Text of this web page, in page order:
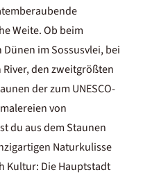
Weite. Ob beim
im Sossusvlei, bei
den zweitgrößten
der zum UNESCO-
von
du aus dem Staunen
Naturkulisse
Kultur: Die Hauptstadt